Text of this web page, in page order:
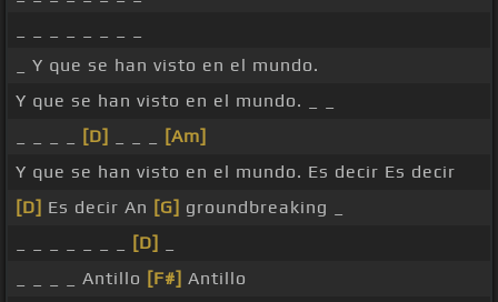
_ Y que se han visto en el mundo.
Y que se han visto en el mundo. _ _
[D]
[Am]
Y que se han visto en el mundo. Es decir Es decir
[D] Es decir An [G] groundbreaking _
[D]
_ _ _ _ Antillo [F#] Antillo